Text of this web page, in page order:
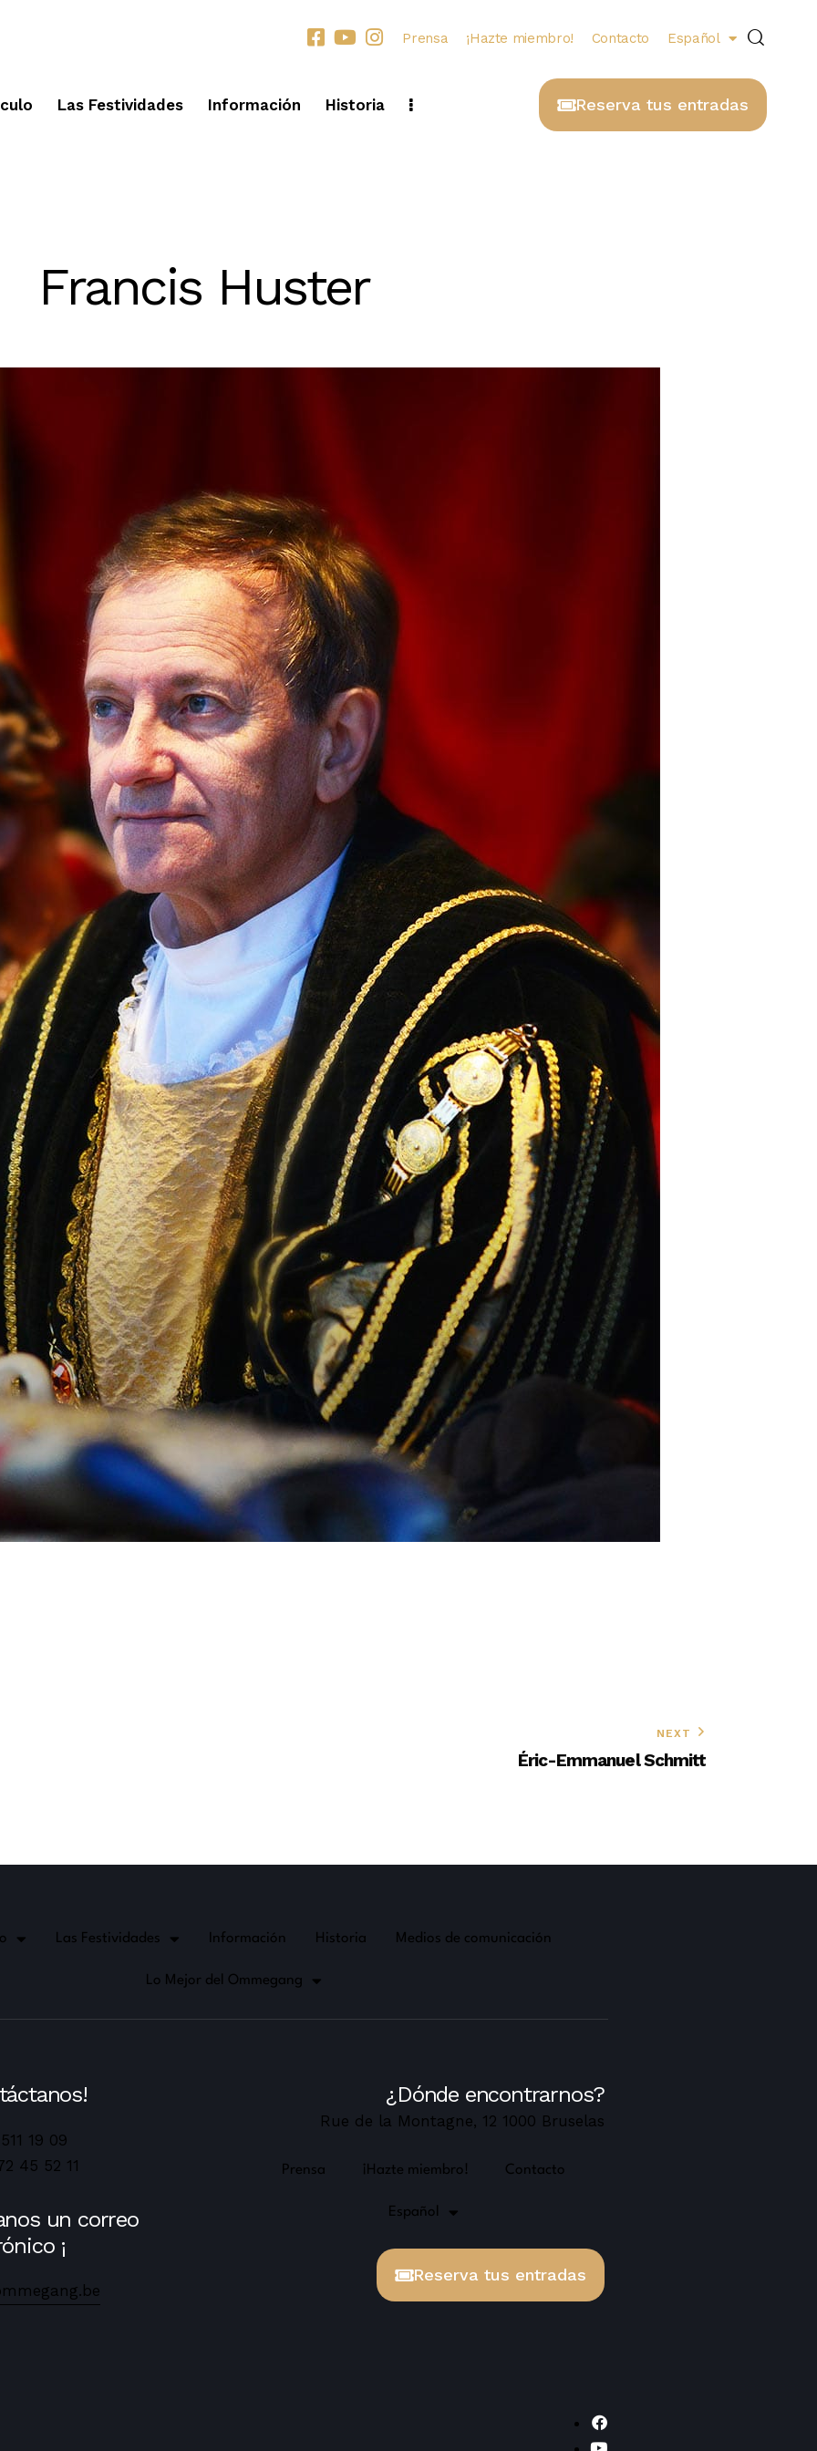
Prensa ¡Hazte miembro! Contacto Español
Las Festividades Información Historia Reserva tus entradas
Francis Huster
NEXT
Éric-Emmanuel Schmitt
Las Festividades Información Historia Medios de comunicación
Lo Mejor del Ommegang
19 09
45 52 11
un correo
¡
¿Dónde encontrarnos?
Rue de la Montagne, 12 1000 Bruselas
Prensa ¡Hazte miembro! Contacto
Español
Reserva tus entradas